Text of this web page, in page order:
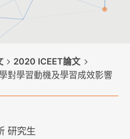
2020 ICEET論文
對學習動機及學習成效影響
研究生